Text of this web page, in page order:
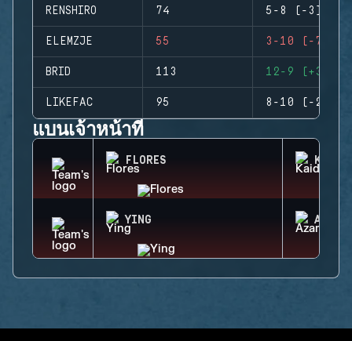
RENSHIRO 74 5-8 (-3)
ELEMZJE 55 3-10 (-7)
BRID 113 12-9 (+3)
LIKEFAC 95 8-10 (-2)
แบนเจ้าหน้าที่
FLORES KAID
YING AZAMI